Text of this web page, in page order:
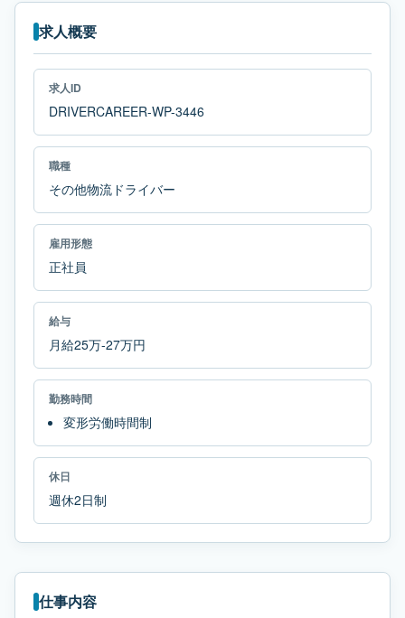
求人概要
求人ID
DRIVERCAREER-WP-3446
職種
その他物流ドライバー
雇用形態
正社員
給与
月給25万-27万円
勤務時間
変形労働時間制
休日
週休2日制
仕事内容